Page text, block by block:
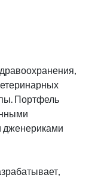
Портфель
дженериками